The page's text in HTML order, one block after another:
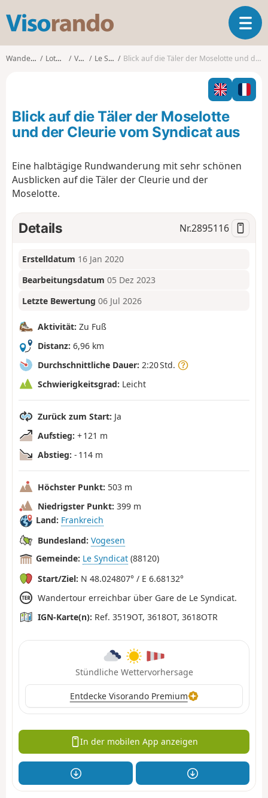
s
o
T
o
g
l
n
n
Wanderungen Lothringen Vosges Le Syndicat Blick auf die Täler der Moselotte und der Cleurie vom Syndicat aus
Blick auf die Täler der Moselotte
und der Cleurie vom Syndicat aus
Eine halbtägige Rundwanderung mit sehr schönen
Ausblicken auf die Täler der Cleurie und der
Moselotte.
Details Nr.2895116
Erstelldatum 16 Jan 2020
Bearbeitungsdatum 05 Dez 2023
Letzte Bewertung 06 Jul 2026
Aktivität: Zu Fuß
Distanz: 6,96 km
Durchschnittliche Dauer: 2:20 Std.
Schwierigkeitsgrad: Leicht
Zurück zum Start: Ja
Aufstieg: + 121 m
Abstieg: - 114 m
Höchster Punkt: 503 m
Niedrigster Punkt: 399 m
Land: Frankreich
Bundesland: Vogesen
Gemeinde: Le Syndicat (88120)
Start/Ziel: N 48.024807° / E 6.68132°
Wandertour erreichbar über Gare de Le Syndicat.
IGN-Karte(n): Ref. 3519OT, 3618OT, 3618OTR
Stündliche Wettervorhersage
Entdecke Visorando Premium
In der mobilen App anzeigen